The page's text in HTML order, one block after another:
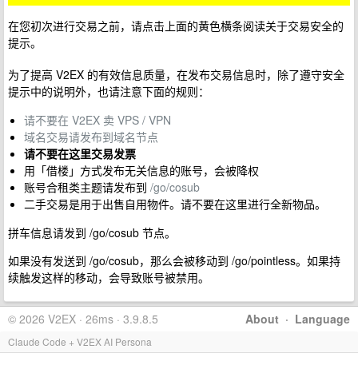
在您初次进行交易之前，请点击上面的黄色横条阅读关于交易安全的
提示。
为了提高 V2EX 的有效信息质量，在发布交易信息时，除了遵守安全
提示中的说明外，也请注意下面的规则：
请不要在 V2EX 卖 VPS / VPN
域名交易请发布到域名节点
请不要在这里交易发票
用「借楼」方式发布无关信息的账号，会被降权
账号合租类主题请发布到 /go/cosub
二手交易是用于出售自用物件。请不要在这里进行全新物品。
拼车信息请发到 /go/cosub 节点。
如果没有发送到 /go/cosub，那么会被移动到 /go/pointless。如果持
续触发这样的移动，会导致账号被禁用。
About · Language
© 2026 V2EX · 26ms · 3.9.8.5
Claude Code + V2EX AI Persona